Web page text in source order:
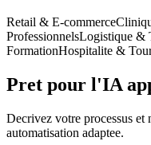
Retail & E-commerce
ProfessionnelsLogistique &
FormationHospitalite &
Pret pour l'IA
Decrivez votre processus et
automatisation adaptee.